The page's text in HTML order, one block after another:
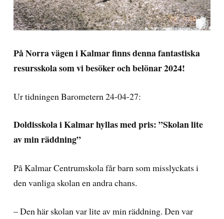
På Norra vägen i Kalmar finns denna fantastiska
resursskola som vi besöker och belönar 2024!
Ur tidningen Barometern 24-04-27:
Doldisskola i Kalmar hyllas med pris: ”Skolan lite
av min räddning”
På Kalmar Centrumskola får barn som misslyckats i
den vanliga skolan en andra chans.
– Den här skolan var lite av min räddning. Den var